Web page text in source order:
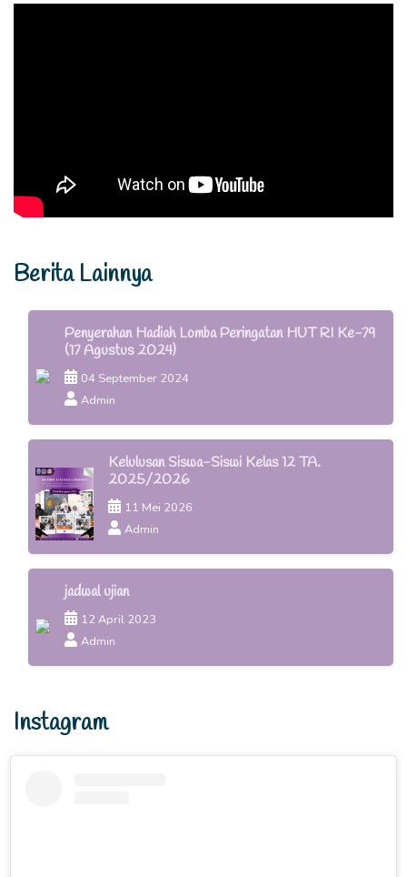
Berita Lainnya
Penyerahan Hadiah Lomba Peringatan HUT RI Ke-79
(17 Agustus 2024)
04 September 2024
Admin
Kelulusan Siswa-Siswi Kelas 12 TA.
2025/2026
11 Mei 2026
Admin
jadwal ujian
12 April 2023
Admin
Instagram